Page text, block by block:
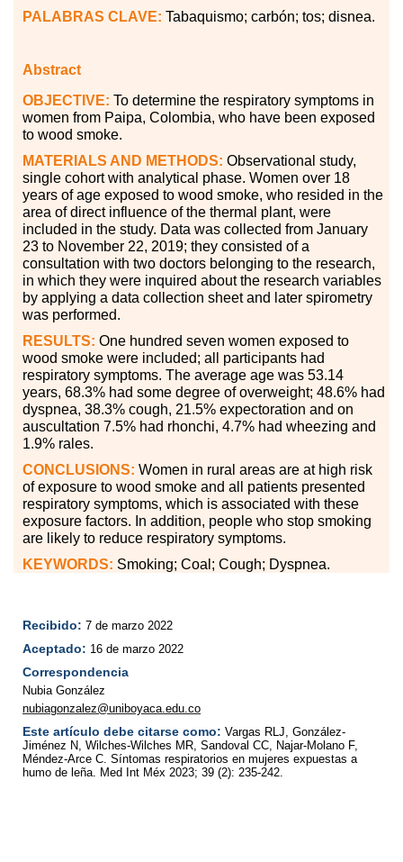
PALABRAS CLAVE: Tabaquismo; carbón; tos; disnea.
Abstract
OBJECTIVE: To determine the respiratory symptoms in
women from Paipa, Colombia, who have been exposed
to wood smoke.
MATERIALS AND METHODS: Observational study,
single cohort with analytical phase. Women over 18
years of age exposed to wood smoke, who resided in the
area of direct influence of the thermal plant, were
included in the study. Data was collected from January
23 to November 22, 2019; they consisted of a
consultation with two doctors belonging to the research,
in which they were inquired about the research variables
by applying a data collection sheet and later spirometry
was performed.
RESULTS: One hundred seven women exposed to
wood smoke were included; all participants had
respiratory symptoms. The average age was 53.14
years, 68.3% had some degree of overweight; 48.6% had
dyspnea, 38.3% cough, 21.5% expectoration and on
auscultation 7.5% had rhonchi, 4.7% had wheezing and
1.9% rales.
CONCLUSIONS: Women in rural areas are at high risk
of exposure to wood smoke and all patients presented
respiratory symptoms, which is associated with these
exposure factors. In addition, people who stop smoking
are likely to reduce respiratory symptoms.
KEYWORDS: Smoking; Coal; Cough; Dyspnea.
Recibido: 7 de marzo 2022
Aceptado: 16 de marzo 2022
Correspondencia
Nubia González
nubiagonzalez@uniboyaca.edu.co
Este artículo debe citarse como: Vargas RLJ, González-
Jiménez N, Wilches-Wilches MR, Sandoval CC, Najar-Molano F,
Méndez-Arce C. Síntomas respiratorios en mujeres expuestas a
humo de leña. Med Int Méx 2023; 39 (2): 235-242.